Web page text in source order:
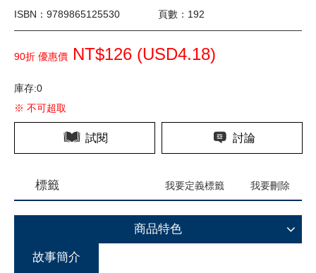
ISBN：9789865125530
頁數：192
90折 優惠價 NT$126 (USD4.18)
庫存:0
※ 不可超取
試閱 討論
標籤 我要定義標籤 我要刪除
商品特色
故事簡介